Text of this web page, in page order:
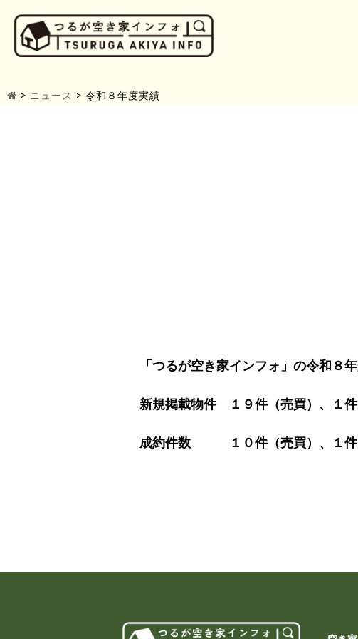
> ニュース > 令和８年度実績
「つるが空き家インフォ」の令和８
新規掲載物件 １９件（売買）、１件
成約件数 １０件（売買）、１件